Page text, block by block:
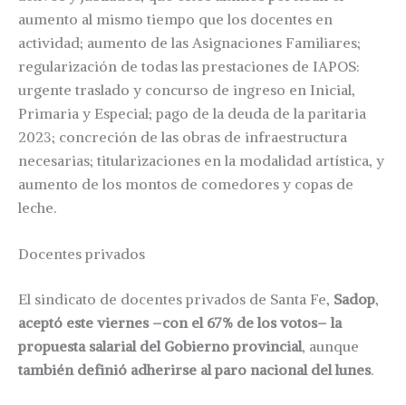
aumento al mismo tiempo que los docentes en
actividad; aumento de las Asignaciones Familiares;
regularización de todas las prestaciones de IAPOS:
urgente traslado y concurso de ingreso en Inicial,
Primaria y Especial; pago de la deuda de la paritaria
2023; concreción de las obras de infraestructura
necesarias; titularizaciones en la modalidad artística, y
aumento de los montos de comedores y copas de
leche.
Docentes privados
El sindicato de docentes privados de Santa Fe, Sadop,
aceptó este viernes –con el 67% de los votos– la
propuesta salarial del Gobierno provincial, aunque
también definió adherirse al paro nacional del lunes.